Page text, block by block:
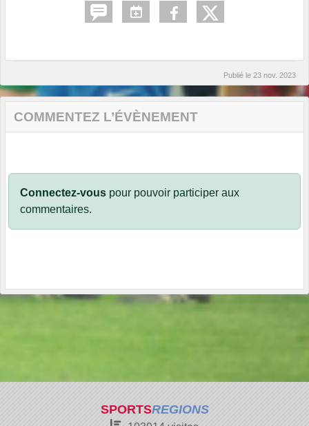
Publié le 23 nov. 2023
COMMENTEZ L’ÉVÈNEMENT
Connectez-vous pour pouvoir participer aux
commentaires.
SPORTSREGIONS